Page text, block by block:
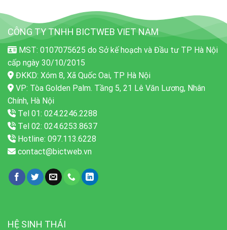
CÔNG TY TNHH BICTWEB VIET NAM
MST: 0107075625 do Sở kế hoạch và Đầu tư TP Hà Nội
cấp ngày 30/10/2015
ĐKKD: Xóm 8, Xã Quốc Oai, TP Hà Nội
VP: Tòa Golden Palm. Tầng 5, 21 Lê Văn Lương, Nhân
Chính, Hà Nội
Tel 01: 024.2246.2288
Tel 02: 024.6253.8637
Hotline: 097.113.6228
contact@bictweb.vn
HỆ SINH THÁI